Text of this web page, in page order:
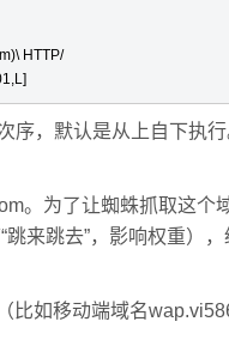
HTTP/
，默认是从上自下执
为了让蜘蛛抓取这个
来跳去”，影响权重）
如移动端域名